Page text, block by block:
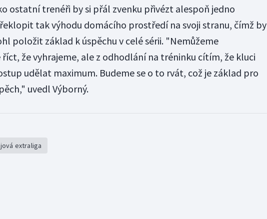
ostatní trenéři by si přál zvenku přivézt alespoň jedno
tak výhodu domácího prostředí na svoji stranu, čímž by
položit základ k úspěchu v celé sérii. "Nemůžeme
že vyhrajeme, ale z odhodlání na tréninku cítím, že kluci
udělat maximum. Budeme se o to rvát, což je základ pro
uvedl Výborný.
extraliga